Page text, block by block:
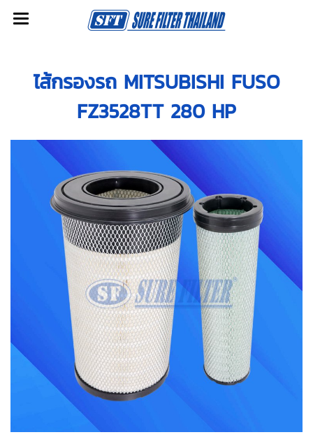
ไส้กรองรถ MITSUBISHI FUSO
FZ3528TT 280 HP